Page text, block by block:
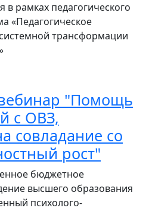
рамках педагогического
«Педагогическое
трансформации
(мск) состоится секция
"Помощь
с ОВЗ,
совладание со
рост"
бюджетное
высшего образования
психолого-